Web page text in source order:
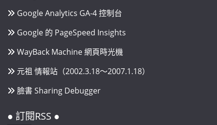
Google Analytics GA-4 控制台
Google 的 PageSpeed Insights
WayBack Machine 網頁時光機
元祖 情報站（2002.3.18～2007.1.18）
臉書 Sharing Debugger
● 訂閱RSS ●